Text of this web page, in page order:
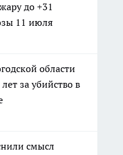
до +31
11 июля
области
за убийство в
смысл